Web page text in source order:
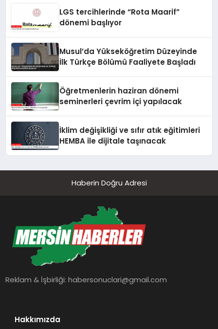
LGS tercihlerinde “Rota Maarif”
dönemi başlıyor
Musul’da Yükseköğretim Düzeyinde
İlk Türkçe Bölümü Faaliyete Başladı
Öğretmenlerin haziran dönemi
seminerleri çevrim içi yapılacak
İklim değişikliği ve sıfır atık eğitimleri
HEMBA ile dijitale taşınacak
Haberin Doğru Adresi
Reklam & İşbirliği:habersonuclari@gmail.com
Hakkımızda